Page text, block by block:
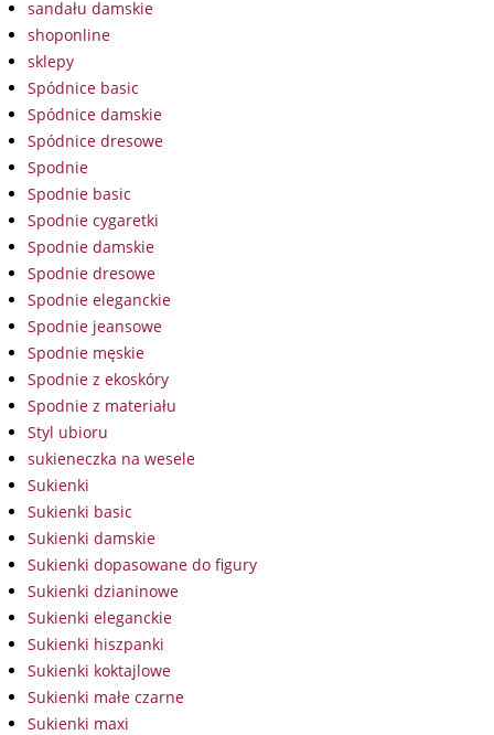
sandału damskie
shoponline
sklepy
Spódnice basic
Spódnice damskie
Spódnice dresowe
Spodnie
Spodnie basic
Spodnie cygaretki
Spodnie damskie
Spodnie dresowe
Spodnie eleganckie
Spodnie jeansowe
Spodnie męskie
Spodnie z ekoskóry
Spodnie z materiału
Styl ubioru
sukieneczka na wesele
Sukienki
Sukienki basic
Sukienki damskie
Sukienki dopasowane do figury
Sukienki dzianinowe
Sukienki eleganckie
Sukienki hiszpanki
Sukienki koktajlowe
Sukienki małe czarne
Sukienki maxi